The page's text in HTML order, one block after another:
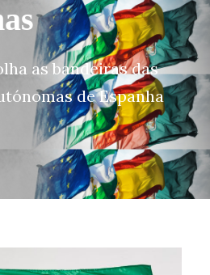
as bandeiras das
de Espanha